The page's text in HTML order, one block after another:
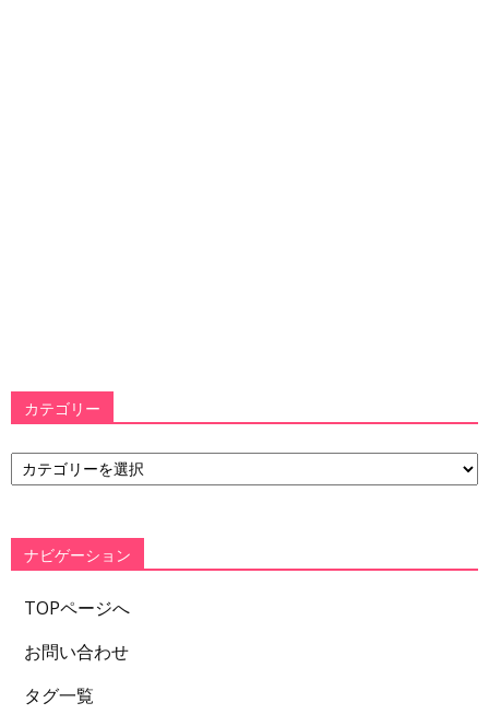
カテゴリー
カ
テ
ー
ナビゲーション
TOPページへ
お問い合わせ
タグ一覧